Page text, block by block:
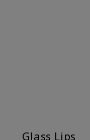
Glass Lips